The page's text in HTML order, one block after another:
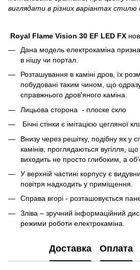
виглядати в різних варіантах стилю
Royal Flame Vision 30 EF LED FX
Дана модель електрокаміна
в нішу чи портал.
Розташування в каміні дров, їх
побудовані таким чином, що одразу
справжнього дров'яного каміна.
Лицьова сторона - плоске скло
Бічні стінки є імітацією цегляної
Внизу через решітку, подібну як у
камінів, проглядаються вугілля, що
виходить не просто глибоким, а
У верхній частині корпусу є
повітря надходить у приміщення.
Справа вгорі - розташовується
Зліва – зручний інформаційний
режими роботи електрокаміна.
Доставка Оплата